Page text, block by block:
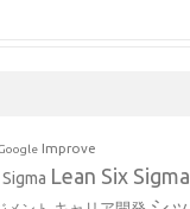
Improve
Lean Six Sigma